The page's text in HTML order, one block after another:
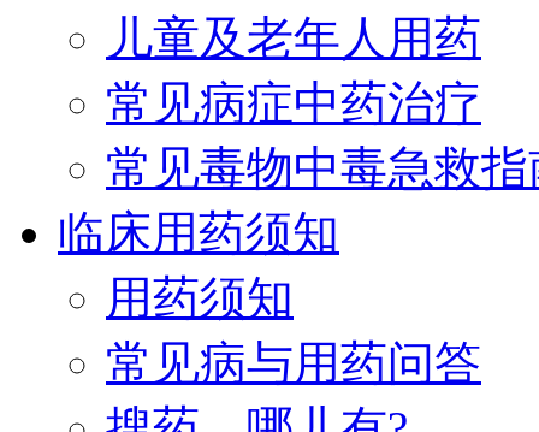
儿童及老年人用药
常见病症中药治疗
常见毒物中毒急救指
临床用药须知
用药须知
常见病与用药问答